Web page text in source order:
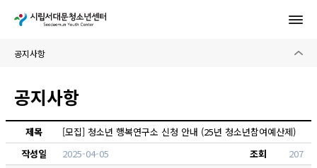
공지사항
제목
[모집] 청소년 행복연구소 신청 안내 (25년 청소년참여예산제)
작성일
2025-04-05 조회 207